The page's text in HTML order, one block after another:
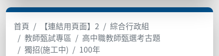
首頁 【連結用頁面】2
綜合行政組
教師甄試專區
高中職教師甄選考古題
獨招(施工中)
100年